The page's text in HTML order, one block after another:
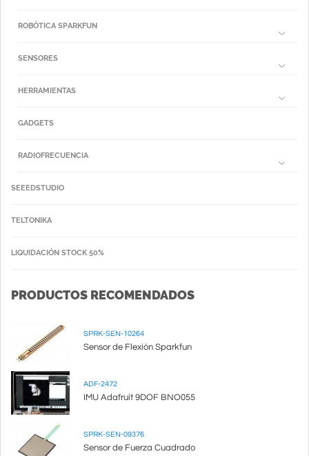
ROBÓTICA SPARKFUN
SENSORES
HERRAMIENTAS
GADGETS
RADIOFRECUENCIA
SEEEDSTUDIO
TELTONIKA
LIQUIDACIÓN STOCK 50%
PRODUCTOS RECOMENDADOS
SPRK-SEN-10264
Sensor de Flexión Sparkfun
ADF-2472
IMU Adafruit 9DOF BNO055
SPRK-SEN-09376
Sensor de Fuerza Cuadrado